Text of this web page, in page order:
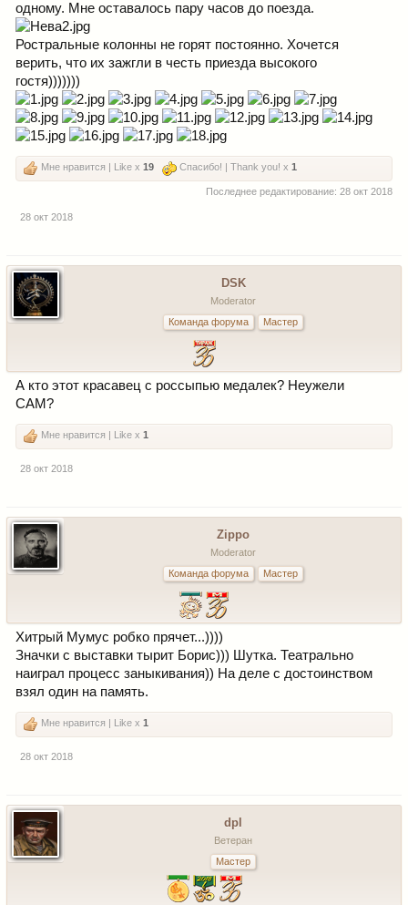
одному. Мне оставалось пару часов до поезда.
Ростральные колонны не горят постоянно. Хочется
верить, что их зажгли в честь приезда высокого
гостя)))))))
Мне нравится | Like x 19 Спасибо! | Thank you! x 1
Последнее редактирование: 28 окт 2018
28 окт 2018
DSK
Moderator
Команда форума
Мастер
А кто этот красавец с россыпью медалек? Неужели
CАМ?
Мне нравится | Like x 1
28 окт 2018
Zippo
Moderator
Команда форума
Мастер
Хитрый Мумус робко прячет...))))
Значки с выставки тырит Борис))) Шутка. Театрально
наиграл процесс заныкивания)) На деле с достоинством
взял один на память.
Мне нравится | Like x 1
28 окт 2018
dpl
Ветеран
Мастер